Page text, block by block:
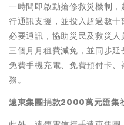
一時間即啟動搶修救災機制
行通訊支援，並投入超過數
必要通訊，協助災民及救災
三個月月租費減免，並同步
免費手機充電、免費預付卡
務。
遠東集團捐款2000萬元匯集